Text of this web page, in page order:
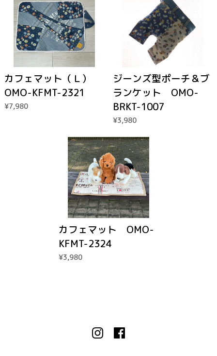
カフェマット（Ｌ）
OMO-KFMT-2321
¥7,980
ジーンズ型ポーチ＆ブ
ランケット OMO-
BRKT-1007
¥3,980
カフェマット OMO-
KFMT-2324
¥3,980